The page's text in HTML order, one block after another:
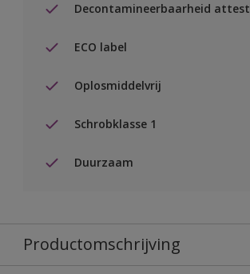
Decontamineerbaarheid attest
ECO label
Oplosmiddelvrij
Schrobklasse 1
Duurzaam
Productomschrijving